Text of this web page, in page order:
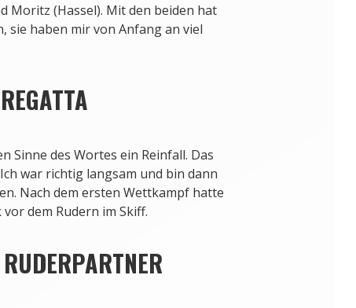
Moritz (Hassel). Mit den beiden hat
sie haben mir von Anfang an viel
Sinne des Wortes ein Reinfall. Das
war richtig langsam und bin dann
Nach dem ersten Wettkampf hatte
dem Rudern im Skiff.